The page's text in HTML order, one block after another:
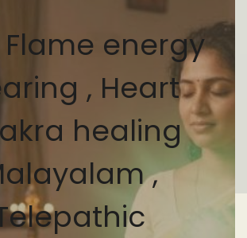
Flame energy
, Heart
healing
,